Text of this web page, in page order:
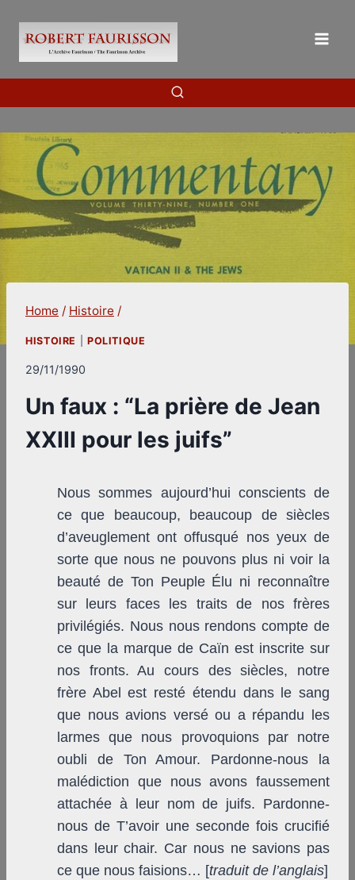
content
Home / Histoire /
HISTOIRE POLITIQUE
29/11/1990
Un faux : “La prière de Jean
XXIII pour les juifs”
Nous sommes aujourd’hui conscients de
ce que beaucoup, beaucoup de siècles
d’aveuglement ont offusqué nos yeux de
sorte que nous ne pouvons plus ni voir la
beauté de Ton Peuple Élu ni reconnaître
sur leurs faces les traits de nos frères
privilégiés. Nous nous rendons compte de
ce que la marque de Caïn est inscrite sur
nos fronts. Au cours des siècles, notre
frère Abel est resté étendu dans le sang
que nous avions versé ou a répandu les
larmes que nous provoquions par notre
oubli de Ton Amour. Pardonne-nous la
malédiction que nous avons faussement
attachée à leur nom de juifs. Pardonne-
nous de T’avoir une seconde fois crucifié
dans leur chair. Car nous ne savions pas
ce que nous faisions… [traduit de l’anglais]